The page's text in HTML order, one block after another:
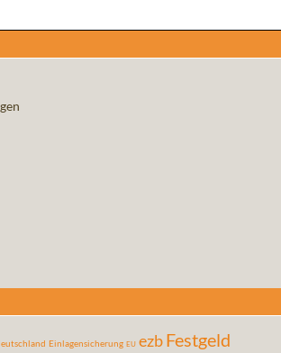
Einlagensicherung EU ezbFestgeld